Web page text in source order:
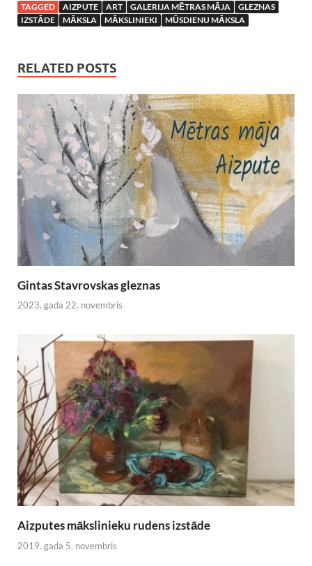
TAGGED AIZPUTE ART GALERIJA MĒTRAS MĀJA
GLEZNAS
IZSTĀDE
MĀKSLA MĀKSLINIEKI MŪSDIENU MĀKSLA
RELATED POSTS
Gintas Stavrovskas gleznas
2023. gada 22. novembris
Aizputes mākslinieku rudens izstāde
2019. gada 5. novembris